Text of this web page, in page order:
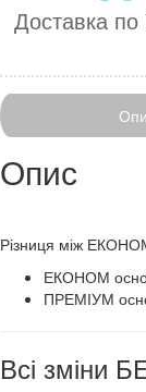
Доставка по
Опис
​​​​Різниця між
ЕКОНОМ
ПРЕМІУМ
Всі зміни